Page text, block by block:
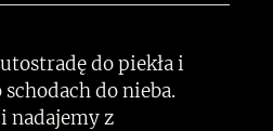
do piekła i
do nieba.
nadajemy z